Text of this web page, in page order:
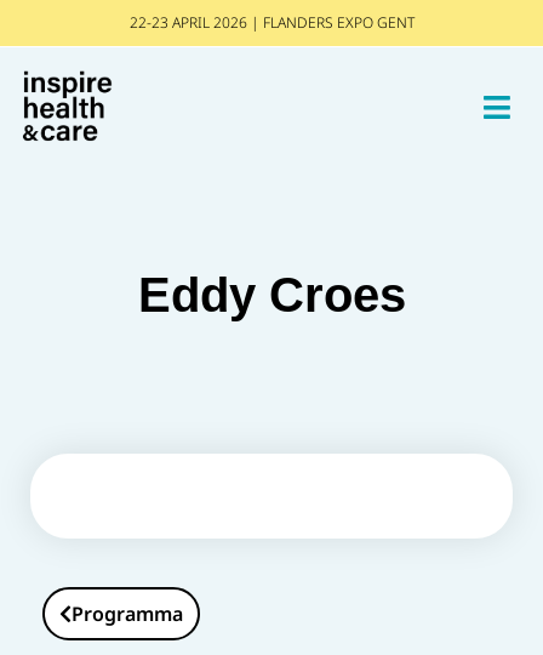
22-23 APRIL 2026 | FLANDERS EXPO GENT
Eddy Croes
Programma